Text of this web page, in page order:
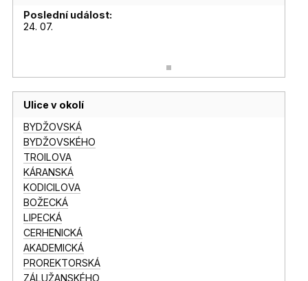
Poslední událost:
24. 07.
Ulice v okolí
BYDŽOVSKÁ
BYDŽOVSKÉHO
TROILOVA
KÁRANSKÁ
KODICILOVA
BOŽECKÁ
LIPECKÁ
CERHENICKÁ
AKADEMICKÁ
PROREKTORSKÁ
ZÁLUŽANSKÉHO